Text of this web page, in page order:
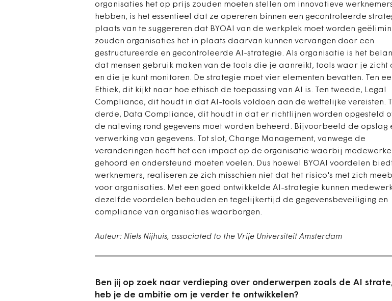
organisaties het op prijs zouden moeten stellen om innovatieve
hebben, is het essentieel dat ze opereren binnen een gecontroleerde
plaats van te suggereren dat BYOAI van de werkplek moet worden
zouden organisaties het in plaats daarvan kunnen vervangen door een
gestructureerde en gecontroleerde AI-strategie. Als organisatie is het
dat mensen gebruik maken van de tools die je aanreikt, tools waar je zicht
en die je kunt monitoren. De strategie moet vier elementen bevatten. Ten
Ethiek, dit kijkt naar hoe ethisch de toepassing van AI is. Ten tweede, Legal
Compliance, dit houdt in dat AI-tools voldoen aan de wettelijke vereisten.
derde, Data Compliance, dit houdt in dat er richtlijnen worden opgesteld
de naleving rond gegevens moet worden beheerd. Bijvoorbeeld de opslag
verwerking van gegevens. Tot slot, Change Management, vanwege de
veranderingen heeft het een impact op de organisatie waarbij
gehoord en ondersteund moeten voelen. Dus hoewel BYOAI voordelen
werknemers, realiseren ze zich misschien niet dat het risico's met zich
voor organisaties. Met een goed ontwikkelde AI-strategie kunnen
dezelfde voordelen behouden en tegelijkertijd de gegevensbeveiliging en
compliance van organisaties waarborgen.
Auteur: Niels Nijhuis, associated to the Vrije Universiteit Amsterdam
Ben jij op zoek naar verdieping over onderwerpen zoals de AI
heb je de ambitie om je verder te ontwikkelen?